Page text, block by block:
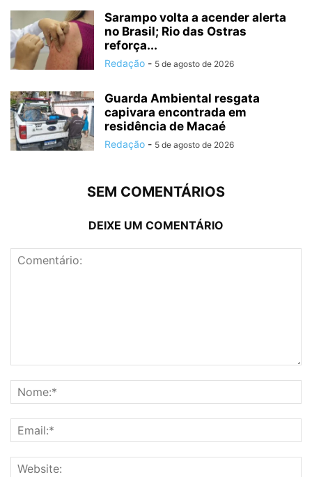
Sarampo volta a acender alerta
no Brasil; Rio das Ostras
reforça...
Redação - 5 de agosto de 2026
Guarda Ambiental resgata
capivara encontrada em
residência de Macaé
Redação - 5 de agosto de 2026
SEM COMENTÁRIOS
DEIXE UM COMENTÁRIO